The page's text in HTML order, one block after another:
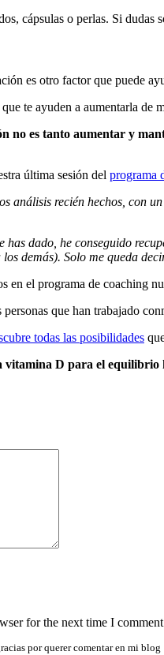
cápsulas o perlas. Si dudas
es otro factor que puede
te ayuden a aumentarla
no es tanto aumentar y
última sesión del programa
análisis recién hechos, con
has dado, he conseguido
demás). Solo me queda
en el programa de coaching
que han trabajado
todas las posibilidades
vitamina D para el equilibrio
for the next time I
por querer comentar en mi blog